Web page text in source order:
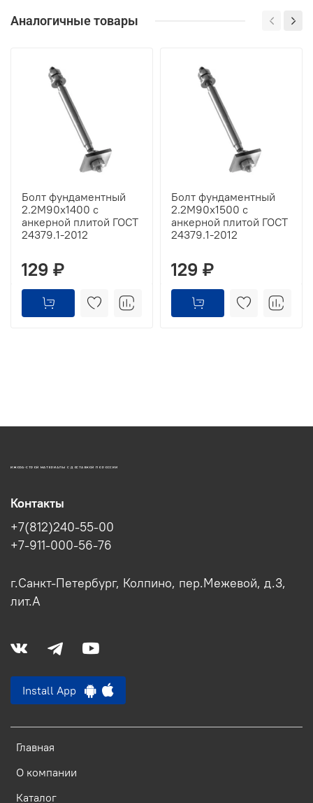
Аналогичные товары
Болт фундаментный
2.2М90х1400 с
анкерной плитой ГОСТ
24379.1-2012
129 ₽
Болт фундаментный
2.2М90х1500 с
анкерной плитой ГОСТ
24379.1-2012
129 ₽
ИЖОРА-СТРОЙ МАТЕРИАЛЫ С ДОСТАВКОЙ ПО РОССИИ
Главная
О компании
Каталог
Контакты
+7(812)240-55-00
+7-911-000-56-76
г.Санкт-Петербург, Колпино, пер.Межевой, д.3,
лит.А
Install App